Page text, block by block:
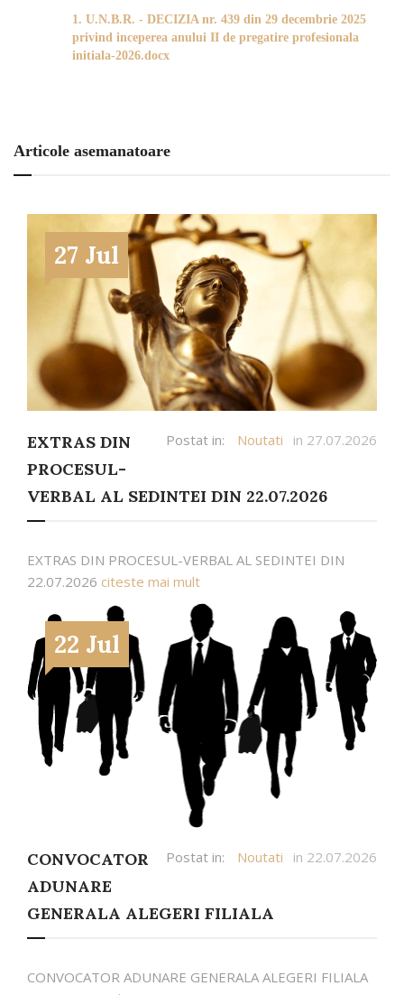
1. U.N.B.R. - DECIZIA nr. 439 din 29 decembrie 2025
privind inceperea anului II de pregatire profesionala
initiala-2026.docx
Articole asemanatoare
27 Jul
Postat in: Noutati in 27.07.2026
EXTRAS DIN
PROCESUL-
VERBAL AL SEDINTEI DIN 22.07.2026
EXTRAS DIN PROCESUL-VERBAL AL SEDINTEI DIN
22.07.2026 citeste mai mult
22 Jul
Postat in: Noutati in 22.07.2026
CONVOCATOR
ADUNARE
GENERALA ALEGERI FILIALA
CONVOCATOR ADUNARE GENERALA ALEGERI FILIALA